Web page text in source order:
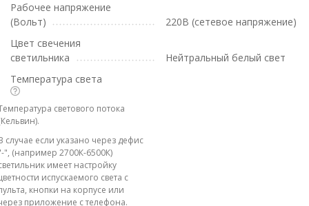
Рабочее напряжение
(Вольт)
220В (сетевое напряжение)
Цвет свечения
светильника
Нейтральный белый свет
Температура света
светового потока
случае если указано через дефис
", (например 2700К-6500К)
имеет настройку
испускаемого света с
кнопки на корпусе или
приложение с телефона.